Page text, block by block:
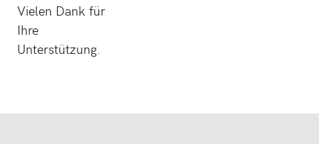
Vielen Dank für
Ihre
Unterstützung.